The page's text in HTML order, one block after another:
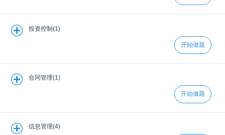
投资控制(1)
开始做题
合同管理(1)
开始做题
信息管理(4)